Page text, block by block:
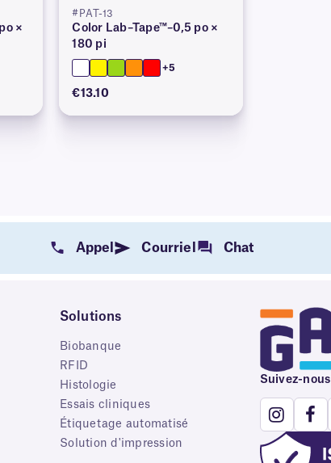
×
#PAT-13
Color Lab–Tape™–0,5 po ×
180 pi
+5
€13.10
Appel Courriel Chat
Solutions
Biobanque
RFID
Histologie
Essais cliniques
Étiquetage automatisé
Solution d'impression
Suivez-nous